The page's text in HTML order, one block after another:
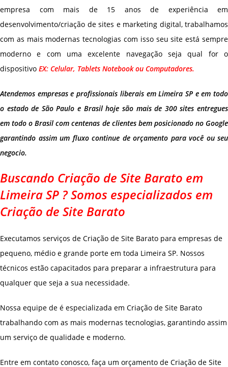
empresa com mais de 15 anos de experiência em
desenvolvimento/criação de sites e marketing digital, trabalhamos
com as mais modernas tecnologias com isso seu site está sempre
moderno e com uma excelente navegação seja qual for o
dispositivo EX: Celular, Tablets Notebook ou Computadores.
Atendemos empresas e profissionais liberais em Limeira SP e em todo
o estado de São Paulo e Brasil hoje são mais de 300 sites entregues
em todo o Brasil com centenas de clientes bem posicionado no Google
garantindo assim um fluxo continue de orçamento para você ou seu
negocio.
Buscando Criação de Site Barato em
Limeira SP ? Somos especializados em
Criação de Site Barato
Executamos serviços de Criação de Site Barato para empresas de
pequeno, médio e grande porte em toda Limeira SP. Nossos
técnicos estão capacitados para preparar a infraestrutura para
qualquer que seja a sua necessidade.
Nossa equipe de é especializada em Criação de Site Barato
trabalhando com as mais modernas tecnologias, garantindo assim
um serviço de qualidade e moderno.
Entre em contato conosco, faça um orçamento de Criação de Site